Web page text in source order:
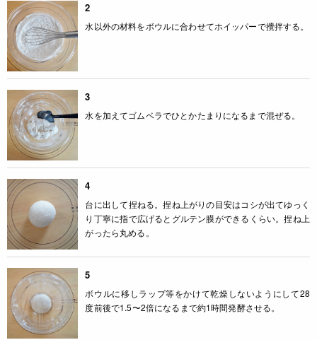
2
水以外の材料をボウルに合わせてホイッパーで攪拌する。
3
水を加えてゴムベラでひとかたまりになるまで混ぜる。
4
台に出して捏ねる。捏ね上がりの目安はコシが出てゆっく
り丁寧に指で広げるとグルテン膜ができるくらい。捏ね上
がったら丸める。
5
ボウルに移しラップ等をかけて乾燥しないようにして28
度前後で1.5〜2倍になるまで約1時間発酵させる。